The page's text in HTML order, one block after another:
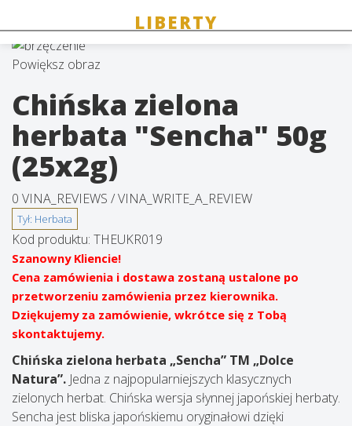
Powiększ obraz
Chińska zielona
herbata "Sencha" 50g
(25x2g)
0 VINA_REVIEWS /VINA_WRITE_A_REVIEW
Kod produktu: THEUKR019
Szanowny Kliencie!
Cena zamówienia i dostawa zostaną ustalone po
przetworzeniu zamówienia przez kierownika.
Dziękujemy za zamówienie, wkrótce się z Tobą
skontaktujemy.
Chińska zielona herbata „Sencha” TM „Dolce
Natura”. Jedna z najpopularniejszych klasycznych
zielonych herbat. Chińska wersja słynnej japońskiej herbaty.
Sencha jest bliska japońskiemu oryginałowi dzięki